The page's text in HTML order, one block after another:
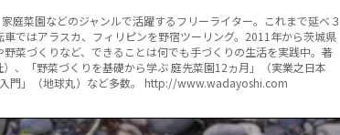
庭菜園などのジャンルで活躍するフリーライター。これまで延べ３
ではアラスカ、フィリピンを野宿ツーリング。2011年から茨城県
菜づくりなど、できることは何でも手づくりの生活を実践中。著
、「野菜づくりを基礎から学ぶ 庭先菜園12ヵ月」（実業之日本
門」（地球丸）など多数。 http://www.wadayoshi.com